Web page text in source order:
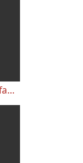
Yoga für gesunde Knie - Einfache wirkungsvolle Gelenkübungen